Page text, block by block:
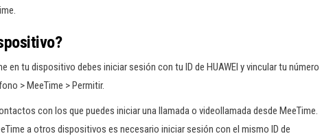
en tu dispositivo debes iniciar sesión con tu ID de HUAWEI y vincular tu número
> MeeTime > Permitir.
con los que puedes iniciar una llamada o videollamada desde MeeTime.
a otros dispositivos es necesario iniciar sesión con el mismo ID de